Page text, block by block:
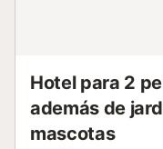
Hotel para 2
además de
mascotas